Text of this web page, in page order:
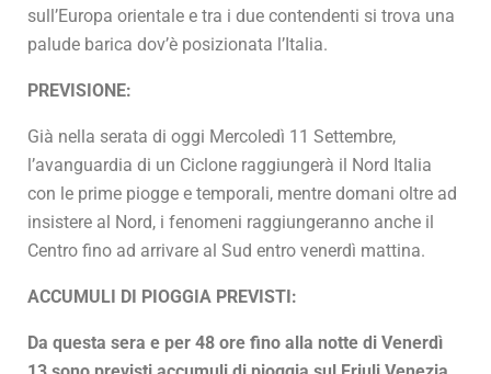
sull’Europa orientale e tra i due contendenti si trova una
palude barica dov’è posizionata l’Italia.
PREVISIONE:
Già nella serata di oggi Mercoledì 11 Settembre,
l’avanguardia di un Ciclone raggiungerà il Nord Italia
con le prime piogge e temporali, mentre domani oltre ad
insistere al Nord, i fenomeni raggiungeranno anche il
Centro fino ad arrivare al Sud entro venerdì mattina.
ACCUMULI DI PIOGGIA PREVISTI:
Da questa sera e per 48 ore fino alla notte di Venerdì